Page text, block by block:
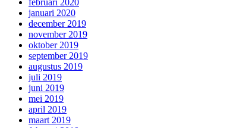
januari 2020
december 2019
november 2019
oktober 2019
september 2019
augustus 2019
juli 2019
juni 2019
mei 2019
april 2019
maart 2019